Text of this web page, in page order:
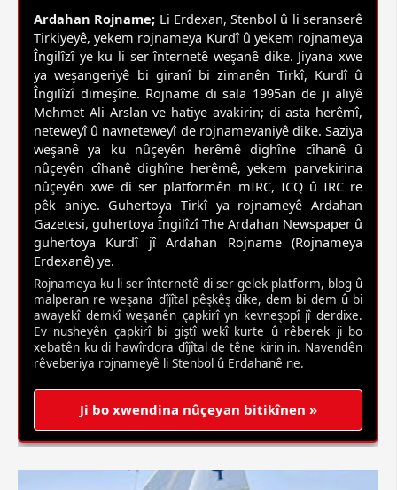
Ardahan Rojname; Li Erdexan, Stenbol û li seranserê
Tirkiyeyê, yekem rojnameya Kurdî û yekem rojnameya
Îngilîzî ye ku li ser înternetê weşanê dike. Jiyana xwe
ya weşangeriyê bi giranî bi zimanên Tirkî, Kurdî û
Îngilîzî dimeşîne. Rojname di sala 1995an de ji aliyê
Mehmet Ali Arslan ve hatiye avakirin; di asta herêmî,
neteweyî û navneteweyî de rojnamevaniyê dike. Saziya
weşanê ya ku nûçeyên herêmê dighîne cîhanê û
nûçeyên cîhanê dighîne herêmê, yekem parvekirina
nûçeyên xwe di ser platformên mIRC, ICQ û IRC re
pêk aniye. Guhertoya Tirkî ya rojnameyê Ardahan
Gazetesi, guhertoya Îngilîzî The Ardahan Newspaper û
guhertoya Kurdî jî Ardahan Rojname (Rojnameya
Erdexanê) ye.
Rojnameya ku li ser înternetê di ser gelek platform, blog û
malperan re weşana dîjîtal pêşkêş dike, dem bi dem û bi
awayekî demkî weşanên çapkirî yn kevneşopî jî derdixe.
Ev nusheyên çapkirî bi giştî wekî kurte û rêberek ji bo
xebatên ku di hawîrdora dîjîtal de têne kirin in. Navendên
rêveberiya rojnameyê li Stenbol û Erdahanê ne.
Ji bo xwendina nûçeyan bitikînen »